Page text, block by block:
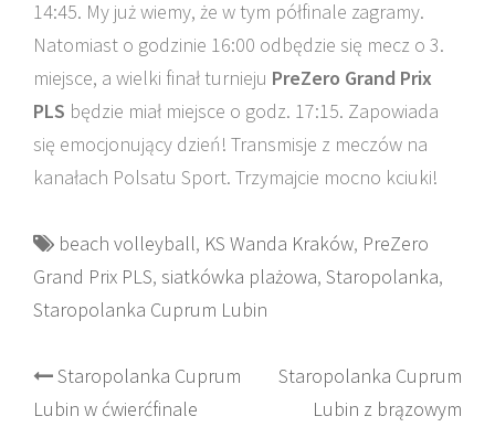
14:45. My już wiemy, że w tym półfinale zagramy.
Natomiast o godzinie 16:00 odbędzie się mecz o 3.
miejsce, a wielki finał turnieju PreZero Grand Prix
PLS będzie miał miejsce o godz. 17:15. Zapowiada
się emocjonujący dzień! Transmisje z meczów na
kanałach Polsatu Sport. Trzymajcie mocno kciuki!
beach volleyball, KS Wanda Kraków, PreZero
Grand Prix PLS, siatkówka plażowa, Staropolanka,
Staropolanka Cuprum Lubin
Post
Staropolanka Cuprum
Lubin w ćwierćfinale
Staropolanka Cuprum
Lubin z brązowym